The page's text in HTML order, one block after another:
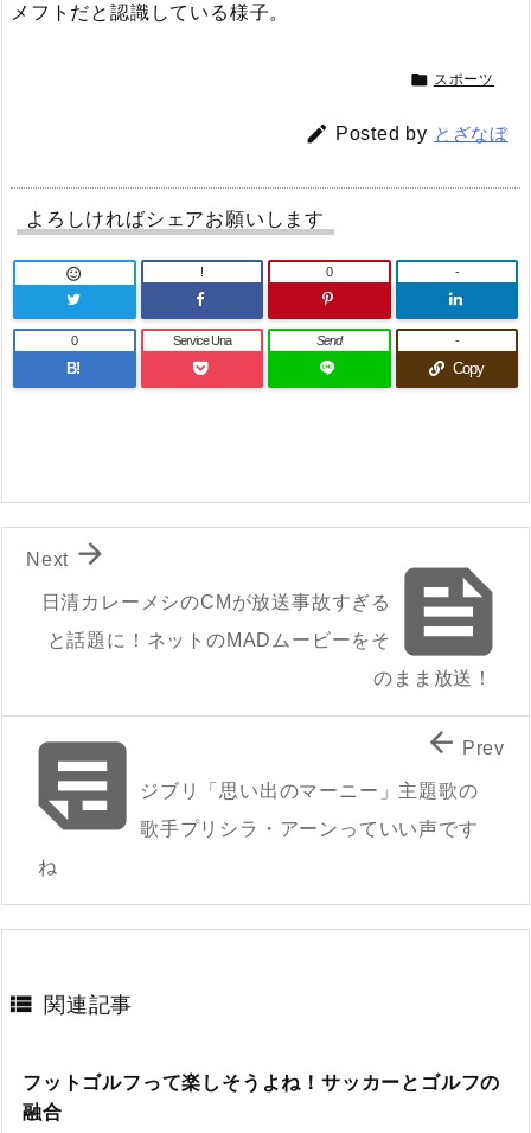
メフトだと認識している様子。
 スポーツ
 Posted by とざなぼ
よろしければシェアお願いします
 ! 0 -
B!
0 Service Una Send
Copy
-

日清カレーメシのCMが放送事故すぎる
と話題に！ネットのMADムービーをそ
のまま放送！

Next

ジブリ「思い出のマーニー」主題歌の
歌手プリシラ・アーンっていい声です
ね
 Prev
 関連記事
フットゴルフって楽しそうよね！サッカーとゴルフの
融合